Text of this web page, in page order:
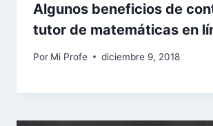
Algunos beneficios de
tutor de matemáticas en
Por Mi Profe diciembre 9, 2018